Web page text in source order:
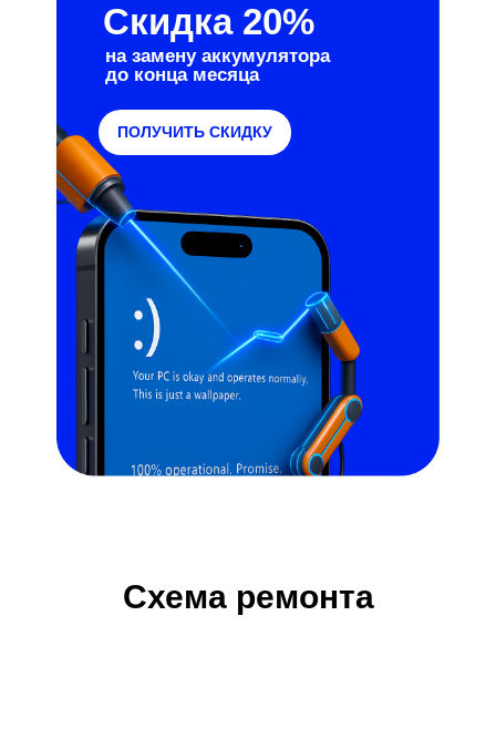
Скидка 20%
на замену аккумулятора
до конца месяца
ПОЛУЧИТЬ СКИДКУ
Схема ремонта